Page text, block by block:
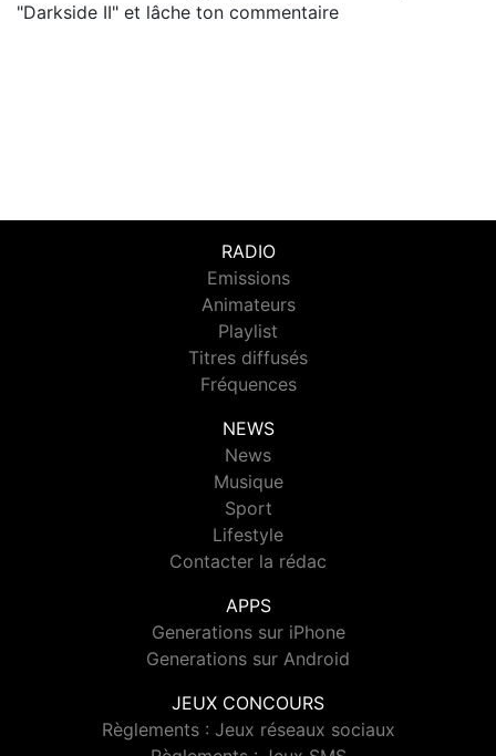
"Darkside II" et lâche ton commentaire
RADIO
Emissions
Animateurs
Playlist
Titres diffusés
Fréquences
NEWS
News
Musique
Sport
Lifestyle
Contacter la rédac
APPS
Generations sur iPhone
Generations sur Android
JEUX CONCOURS
Règlements : Jeux réseaux sociaux